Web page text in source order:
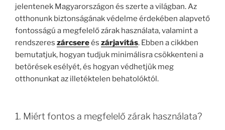
jelentenek Magyarországon és szerte a világban. Az
otthonunk biztonságának védelme érdekében alapvető
fontosságú a megfelelő zárak használata, valamint a
rendszeres zárcsereés zárjavítás. Ebben a cikkben
bemutatjuk, hogyan tudjuk minimálisra csökkenteni a
betörések esélyét, és hogyan védhetjük meg
otthonunkat az illetéktelen behatolóktól.
1. Miért fontos a megfelelő zárak használata?